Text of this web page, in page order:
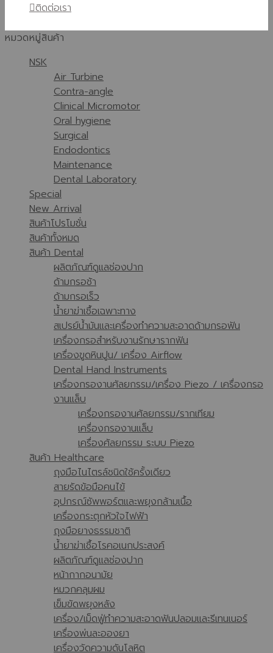
ติดต่อเรา
หมวดหมู่สินค้า
NSK
Air Turbine
Contra-angle
Clinical Micromotor
Oral hygiene
Surgical
Endodontics
Maintenance
Dental Laboratory
Special
New Arrival
สินค้าโปรโมชั่น
สินค้าทั้งหมด
สินค้า Dental
ผลิตภัณฑ์ดูแลช่องปาก
ด้ามกรอช้า
ด้ามกรอเร็ว
น้ำยาฆ่าเชื้อเฉพาะทาง
สเปรย์น้ำมันและเครื่องทำความสะอาดด้ามกรอฟัน
เครื่องกรอสำหรับงานรักษารากฟัน
เครื่องขูดหินปูน/ เครื่อง Airflow
Dental Hand Instruments
เครื่องกรองานศัลยกรรม/เครื่อง Piezo / เครื่องกรอ
งานแล็บ
เครื่องกรองานศัลยกรรม/รากเทียม
เครื่องกรองานแล็บ
เครื่องศัลยกรรม ระบบ Piezo
สินค้า Healthcare
ถุงมือไนไตรล์ชนิดใช้ครั้งเดียว
สายรัดข้อมือคนไข้
อุปกรณ์ซัพพอร์ตและพยุงกล้ามเนื้อ
เครื่องกระตุกหัวใจไฟฟ้า
ถุงมือยางธรรมชาติ
น้ำยาฆ่าเชื้อโรคอเนกประสงค์
ผลิตภัณฑ์ดูแลช่องปาก
หน้ากากอนามัย
หมวกคลุมผม
เข็มขัดพยุงหลัง
เครื่อง/เม็ดฟู่ทำความสะอาดฟันปลอมและรีเทนเนอร์
เครื่องพ่นละอองยา
เครื่องวัดความดันโลหิต